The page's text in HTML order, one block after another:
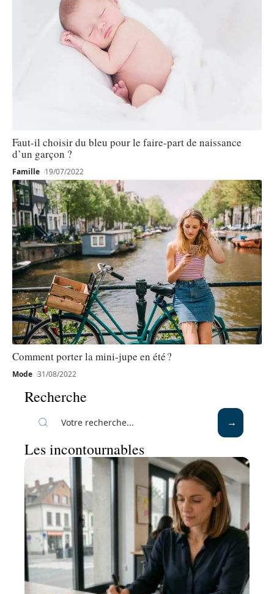
Faut-il choisir du bleu pour le faire-part de naissance
d’un garçon ?
Famille 19/07/2022
Comment porter la mini-jupe en été ?
Mode 31/08/2022
Recherche
Les incontournables